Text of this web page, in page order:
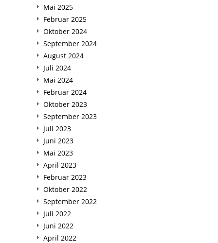
Mai 2025
Februar 2025
Oktober 2024
September 2024
August 2024
Juli 2024
Mai 2024
Februar 2024
Oktober 2023
September 2023
Juli 2023
Juni 2023
Mai 2023
April 2023
Februar 2023
Oktober 2022
September 2022
Juli 2022
Juni 2022
April 2022